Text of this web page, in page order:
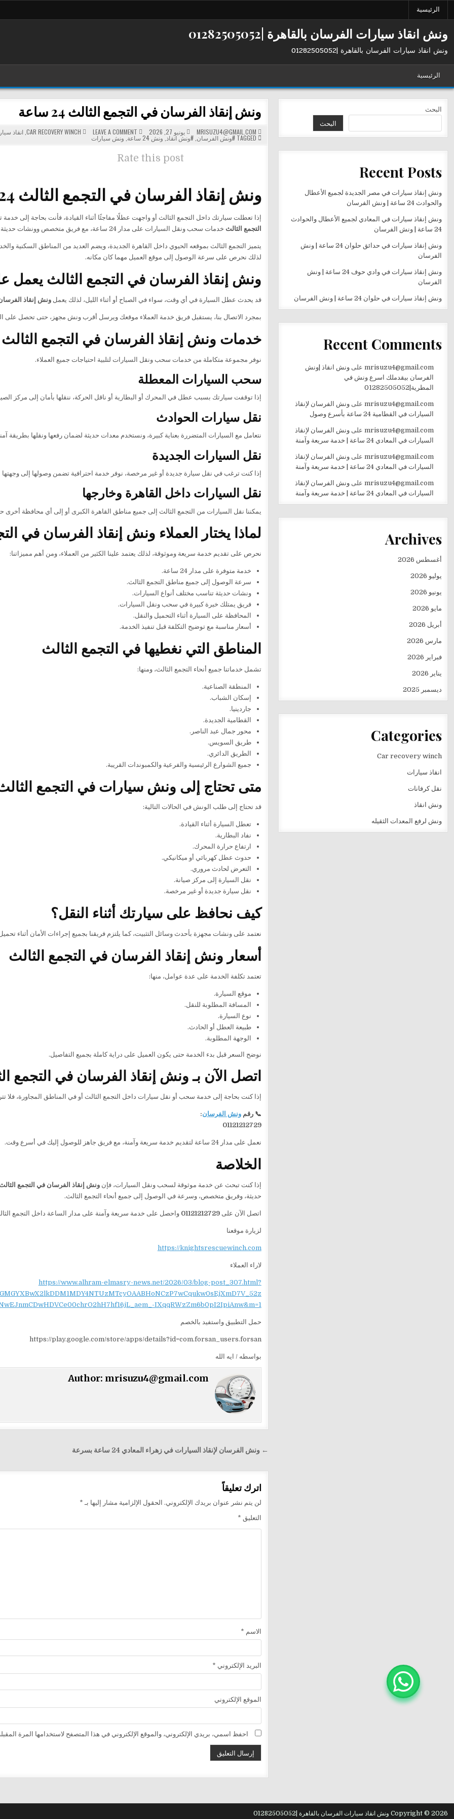
الرئيسية
ونش انقاذ سيارات الفرسان بالقاهرة |01282505052
ونش انقاذ سيارات الفرسان بالقاهرة |01282505052
الرئيسية
ونش إنقاذ الفرسان في التجمع الثالث 24 ساعة
MRISUZU4@GMAIL.COM يونيو 27, 2026 LEAVE A COMMENT
ON
ونش
إنقاذ
POSTED
IN
CAR RECOVERY WINCH
,انقاذ
#ونش الفرسان ,#ونش انقاذ, ونش 24 ساعة ونش سيارات
Rate this post
ونش إنقاذ الفرسان في التجمع الثالث 24 ساعة لسحب ونقل السيارات
إذا تعطلت سيارتك داخل التجمع الثالث أو واجهت عطلًا مفاجئًا أثناء القيادة، فأنت بحاجة إلى
التجمع الثالث خدمات سحب ونقل السيارات على مدار 24 ساعة، مع فريق متخصص وونشات حديثة تناسب جميع أنواع السيارات.
يتميز التجمع الثالث بموقعه الحيوي داخل القاهرة الجديدة، ويضم العديد من المناطق السكنية
لذلك نحرص على سرعة الوصول إلى موقع العميل مهما كان مكانه.
ونش إنقاذ الفرسان في التجمع الثالث يعمل
قد يحدث عطل السيارة في أي وقت، سواء في الصباح أو أثناء الليل، لذلك يعملونش إنقاذ
بمجرد الاتصال بنا، يستقبل فريق خدمة العملاء موقعك ويرسل أقرب ونش مجهز، حتى تحصل
خدمات ونش إنقاذ الفرسان في التجمع الثالث
نوفر مجموعة متكاملة من خدمات سحب ونقل السيارات لتلبية احتياجات جميع العملاء.
سحب السيارات المعطلة
إذا توقفت سيارتك بسبب عطل في المحرك أو البطارية أو ناقل الحركة، ننقلها بأمان إلى مركز
نقل سيارات الحوادث
نتعامل مع السيارات المتضررة بعناية كبيرة، ونستخدم معدات حديثة لضمان رفعها ونقلها بطريقة
نقل السيارات الجديدة
إذا كنت ترغب في نقل سيارة جديدة أو غير مرخصة، نوفر خدمة احترافية تضمن وصولها إلى
نقل السيارات داخل القاهرة وخارجها
يمكننا نقل السيارات من التجمع الثالث إلى جميع مناطق القاهرة الكبرى أو إلى أي محافظة
لماذا يختار العملاء ونش إنقاذ الفرسان في
نحرص على تقديم خدمة سريعة وموثوقة، لذلك يعتمد علينا الكثير من العملاء، ومن أهم مميزاتنا:
خدمة متوفرة على مدار 24 ساعة.
سرعة الوصول إلى جميع مناطق التجمع الثالث.
ونشات حديثة تناسب مختلف أنواع السيارات.
فريق يمتلك خبرة كبيرة في سحب ونقل السيارات.
المحافظة على السيارة أثناء التحميل والنقل.
أسعار مناسبة مع توضيح التكلفة قبل تنفيذ الخدمة.
المناطق التي نغطيها في التجمع الثالث
تشمل خدماتنا جميع أنحاء التجمع الثالث، ومنها:
المنطقة الصناعية.
إسكان الشباب.
جاردينيا.
القطامية الجديدة.
محور جمال عبد الناصر.
طريق السويس.
الطريق الدائري.
جميع الشوارع الرئيسية والفرعية والكمبوندات القريبة.
متى تحتاج إلى ونش سيارات في التجمع
قد تحتاج إلى طلب الونش في الحالات التالية:
تعطل السيارة أثناء القيادة.
نفاد البطارية.
ارتفاع حرارة المحرك.
حدوث عطل كهربائي أو ميكانيكي.
التعرض لحادث مروري.
نقل السيارة إلى مركز صيانة.
نقل سيارة جديدة أو غير مرخصة.
كيف نحافظ على سيارتك أثناء النقل؟
نعتمد على ونشات مجهزة بأحدث وسائل التثبيت، كما يلتزم فريقنا بجميع إجراءات الأمان أثناء
أسعار ونش إنقاذ الفرسان في التجمع الثالث
تعتمد تكلفة الخدمة على عدة عوامل، منها:
موقع السيارة.
المسافة المطلوبة للنقل.
نوع السيارة.
طبيعة العطل أو الحادث.
الوجهة المطلوبة.
نوضح السعر قبل بدء الخدمة حتى يكون العميل على دراية كاملة بجميع التفاصيل.
اتصل الآن بـ ونش إنقاذ الفرسان في التجمع
إذا كنت بحاجة إلى خدمة سحب أو نقل سيارات داخل التجمع الثالث أو في المناطق المجاورة، فلا
📞 رقمونش الفرسان:
01121212729
نعمل على مدار 24 ساعة لتقديم خدمة سريعة وآمنة، مع فريق جاهز للوصول إليك في أسرع وقت.
الخلاصة
إذا كنت تبحث عن خدمة موثوقة لسحب ونقل السيارات، فإنونش إنقاذ الفرسان في التجمع
حديثة، وفريق متخصص، وسرعة في الوصول إلى جميع أنحاء التجمع الثالث.
اتصل الآن على01121212729 واحصل على خدمة سريعة وآمنة على مدار الساعة داخل التجمع
لزيارة موقعنا
https://knightsrescuewinch.com
لاراء العملاء
https://www.alhram-elmasry-news.net/2026/03/blog-post_307.html?
IXqqRWzZm6b0pI2IpiAnw&m=1
حمل التطبيق واستفيد بالخصم
https://play.google.com/store/apps/details?id=com.forsan_users.forsan
بواسطه / ايه الله
Author: mrisuzu4@gmail.com
تصفّح
← ونش الفرسان لإنقاذ السيارات في زهراء المعادي 24 ساعة بسرعة
اترك تعليقاً
لن يتم نشر عنوان بريدك الإلكتروني. الحقول الإلزامية مشار إليها بـ *
التعليق *
الاسم *
البريد الإلكتروني *
الموقع الإلكتروني
احفظ اسمي، بريدي الإلكتروني، والموقع الإلكتروني في هذا المتصفح لاستخدامها المرة
البحث
البحث
Recent Posts
ونش إنقاذ سيارات في مصر الجديدة لجميع الأعطال
والحوادث 24 ساعة | ونش الفرسان
ونش إنقاذ سيارات في المعادي لجميع الأعطال والحوادث
24 ساعة | ونش الفرسان
ونش إنقاذ سيارات في حدائق حلوان 24 ساعة | ونش
الفرسان
ونش إنقاذ سيارات في وادي حوف 24 ساعة | ونش
الفرسان
ونش إنقاذ سيارات في حلوان 24 ساعة | ونش الفرسان
Recent Comments
mrisuzu4@gmail.comعلى ونش انقاذ |ونش
الفرسان بيقدملك اسرع ونش في
المطرية|01282505052
mrisuzu4@gmail.comعلى ونش الفرسان لإنقاذ
السيارات في القطامية 24 ساعة بأسرع وصول
mrisuzu4@gmail.comعلى ونش الفرسان لإنقاذ
السيارات في المعادي 24 ساعة | خدمة سريعة وآمنة
mrisuzu4@gmail.comعلى ونش الفرسان لإنقاذ
السيارات في المعادي 24 ساعة | خدمة سريعة وآمنة
mrisuzu4@gmail.comعلى ونش الفرسان لإنقاذ
السيارات في المعادي 24 ساعة | خدمة سريعة وآمنة
Archives
أغسطس 2026
يوليو 2026
يونيو 2026
مايو 2026
أبريل 2026
مارس 2026
فبراير 2026
يناير 2026
ديسمبر 2025
Categories
Car recovery winch
انقاذ سيارات
نقل كرفانات
ونش انقاذ
ونش لرفع المعدات الثقيله
Copyright © 2026 ونش انقاذ سيارات الفرسان بالقاهرة |01282505052